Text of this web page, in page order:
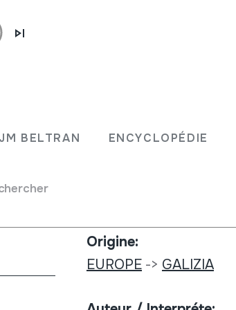
BELTRAN ENCYCLOPÉDIE
de Ourense
Archives d'images
Origine:
EUROPE-> GALIZIA